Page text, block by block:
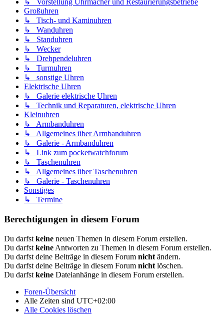
↳ Vorstellung Uhrmacher und Restaurierungsbetriebe
Großuhren
↳ Tisch- und Kaminuhren
↳ Wanduhren
↳ Standuhren
↳ Wecker
↳ Drehpendeluhren
↳ Turmuhren
↳ sonstige Uhren
Elektrische Uhren
↳ Galerie elektrische Uhren
↳ Technik und Reparaturen, elektrische Uhren
Kleinuhren
↳ Armbanduhren
↳ Allgemeines über Armbanduhren
↳ Galerie - Armbanduhren
↳ Link zum pocketwatchforum
↳ Taschenuhren
↳ Allgemeines über Taschenuhren
↳ Galerie - Taschenuhren
Sonstiges
↳ Termine
Berechtigungen in diesem Forum
Du darfst keine neuen Themen in diesem Forum erstellen.
Du darfst keine Antworten zu Themen in diesem Forum erstellen.
Du darfst deine Beiträge in diesem Forum nicht ändern.
Du darfst deine Beiträge in diesem Forum nicht löschen.
Du darfst keine Dateianhänge in diesem Forum erstellen.
Foren-Übersicht
Alle Zeiten sind UTC+02:00
Alle Cookies löschen